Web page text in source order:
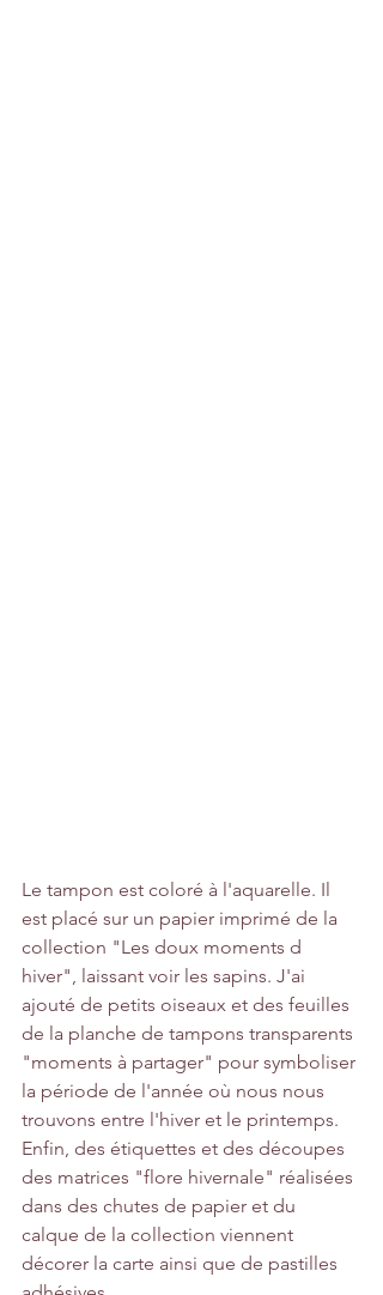
Le tampon est coloré à l'aquarelle. Il
est placé sur un papier imprimé de la
collection "Les doux moments d
hiver", laissant voir les sapins. J'ai
ajouté de petits oiseaux et des feuilles
de la planche de tampons transparents
"moments à partager" pour symboliser
la période de l'année où nous nous
trouvons entre l'hiver et le printemps.
Enfin, des étiquettes et des découpes
des matrices "flore hivernale" réalisées
dans des chutes de papier et du
calque de la collection viennent
décorer la carte ainsi que de pastilles